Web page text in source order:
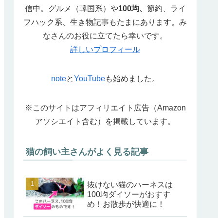
信中。グルメ（韓国系）や100均、 節約、ライ
フハック系、生き物記事もたまにあります。み
なさんのお役に立てたら幸いです。
詳しいプロフィール
noteとYouTubeも始めました。
※このサイトはアフィリエイト広告（Amazon
アソシエイト含む）を掲載しています。
猫の飼い主さんがよく見る記事
抜けない猫のハーネスは
100均ダイソーがおすす
め！お散歩が快適に！